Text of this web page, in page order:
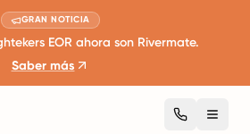
GRAN NOTICIA
EOR ahora son Rivermate.
Saber más